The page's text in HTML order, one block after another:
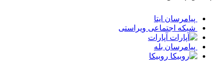
پیامرسان ایتا
شبکه اجتماعی ویراستی
آپارات
پیامرسان بله
روبیکا